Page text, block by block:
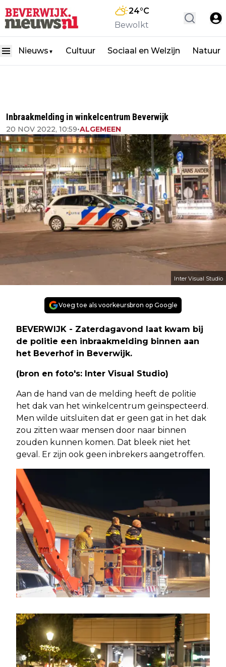
24°C
Bewolkt
Nieuws ▼ Cultuur Sociaal en Welzijn Natuur
Inbraakmelding in winkelcentrum Beverwijk
20 NOV 2022, 10:59•ALGEMEEN
Inter Visual Studio
Voeg toe als voorkeursbron op Google
BEVERWIJK - Zaterdagavond laat kwam bij
de politie een inbraakmelding binnen aan
het Beverhof in Beverwijk.
(bron en foto's: Inter Visual Studio)
Aan de hand van de melding heeft de politie
het dak van het winkelcentrum geïnspecteerd.
Men wilde uitsluiten dat er geen gat in het dak
zou zitten waar mensen door naar binnen
zouden kunnen komen. Dat bleek niet het
geval. Er zijn ook geen inbrekers aangetroffen.